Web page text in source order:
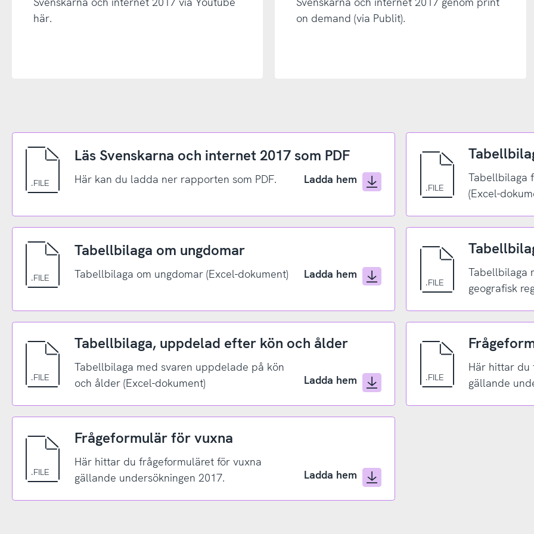
här.
on demand (via Publit).
Läs Svenskarna och internet 2017 som PDF
Här kan du ladda ner rapporten som PDF. Ladda hem
Tabellbilaga
(Excel-
Tabellbilaga om ungdomar
Tabellbilaga om ungdomar (Excel-dokument) Ladda hem
Tabellbilaga
geografisk
Tabellbilaga, uppdelad efter kön och ålder
Tabellbilaga med svaren uppdelade på kön
och ålder (Excel-dokument)
Ladda hem
Här hittar du
gällande
Frågeformulär för vuxna
Här hittar du frågeformuläret för vuxna
gällande undersökningen 2017.
Ladda hem